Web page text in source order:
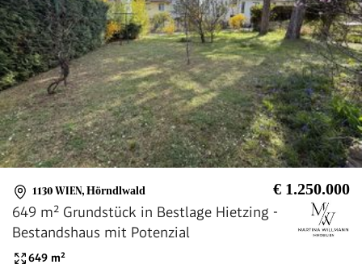
1130 WIEN, Hörndlwald € 1.250.000
649 m² Grundstück in Bestlage Hietzing -
Bestandshaus mit Potenzial
649 m²